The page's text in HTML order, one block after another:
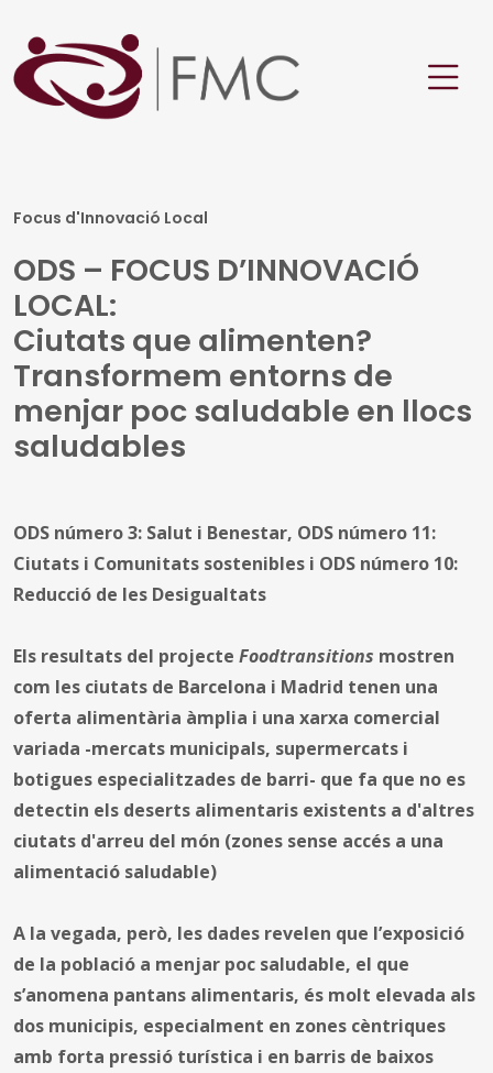
Focus d'Innovació Local
ODS – FOCUS D’INNOVACIÓ
LOCAL:
Ciutats que alimenten?
Transformem entorns de
menjar poc saludable en llocs
saludables
ODS número 3: Salut i Benestar, ODS número 11:
Ciutats i Comunitats sostenibles i ODS número 10:
Reducció de les Desigualtats
Els resultats del projecte Foodtransitions mostren
com les ciutats de Barcelona i Madrid tenen una
oferta alimentària àmplia i una xarxa comercial
variada -mercats municipals, supermercats i
botigues especialitzades de barri- que fa que no es
detectin els deserts alimentaris existents a d'altres
ciutats d'arreu del món (zones sense accés a una
alimentació saludable)
A la vegada, però, les dades revelen que l’exposició
de la població a menjar poc saludable, el que
s’anomena pantans alimentaris, és molt elevada als
dos municipis, especialment en zones cèntriques
amb forta pressió turística i en barris de baixos